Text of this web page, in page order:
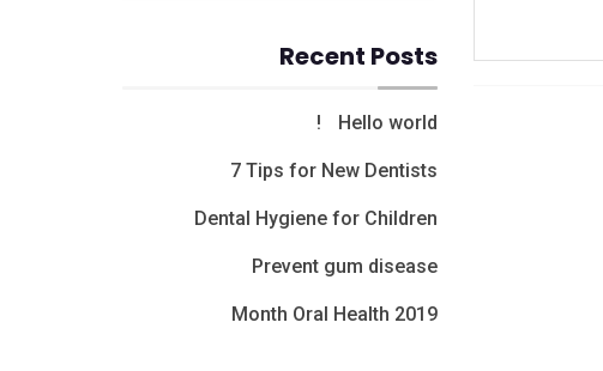
Recent Posts
Hello world!
7 Tips for New Dentists
Dental Hygiene for Children
Prevent gum disease
Month Oral Health 2019